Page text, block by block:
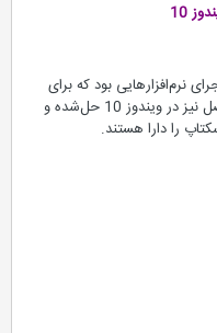
در ویندوز 8 عدم اجرای نرم‌افزارهایی بود که برای
محیط مترو ساخته‌شده بودند ولی این معضل نیز در ویندوز 10 حل‌شده و
را دارا هستند.